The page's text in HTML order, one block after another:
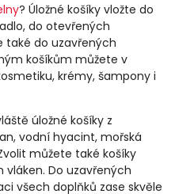
? Úložné košíky vložte do
do otevřených
také do uzavřených
košíkům můžete v
krémy, šampony i
úložné košíky z
vodní hyacint, mořská
můžete také košíky
Do uzavřených
všech doplňků zase skvěle